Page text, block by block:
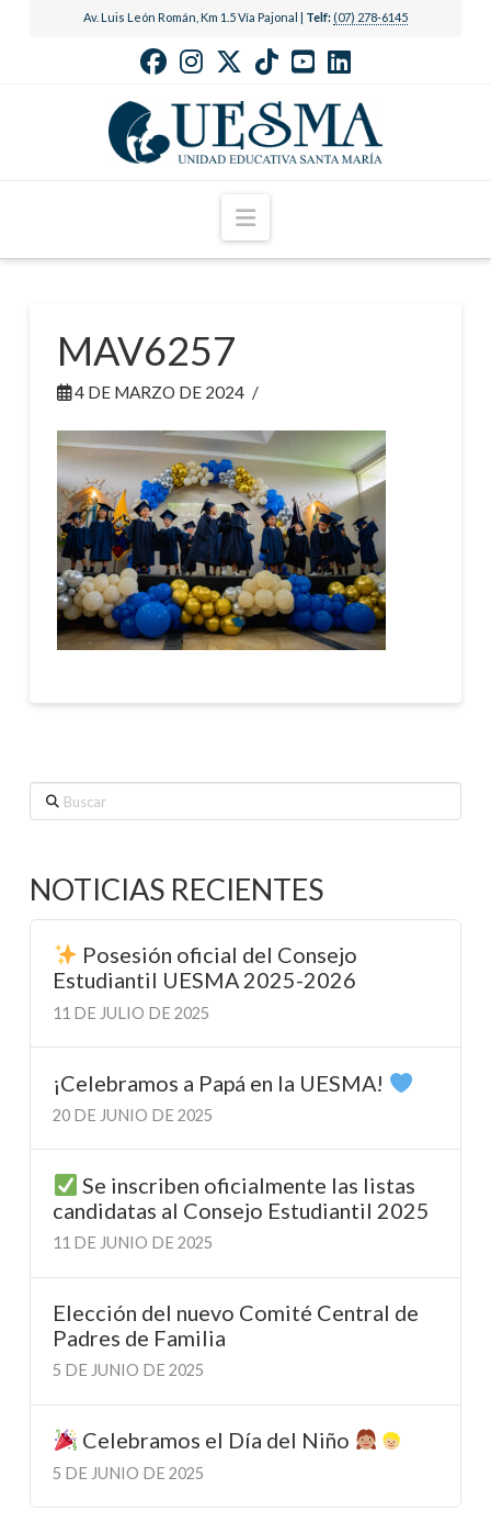
Av. Luis León Román, Km 1.5 Vía Pajonal | Telf: (07) 278-6145
Navigation
MAV6257
4 DE MARZO DE 2024
Buscar
NOTICIAS RECIENTES
Posesión oficial del Consejo
Estudiantil UESMA 2025-2026
11 DE JULIO DE 2025
¡Celebramos a Papá en la UESMA!
20 DE JUNIO DE 2025
Se inscriben oficialmente las listas
candidatas al Consejo Estudiantil 2025
11 DE JUNIO DE 2025
Elección del nuevo Comité Central de
Padres de Familia
5 DE JUNIO DE 2025
Celebramos el Día del Niño
5 DE JUNIO DE 2025